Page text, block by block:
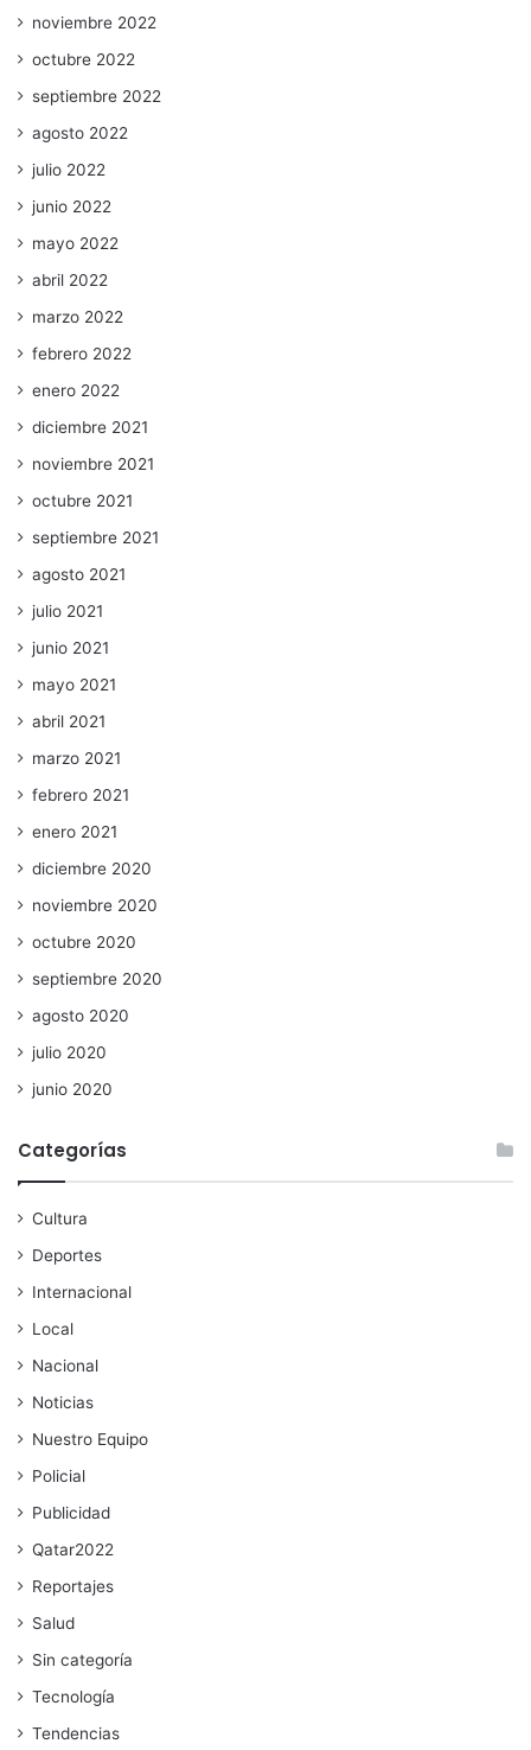
noviembre 2022
octubre 2022
septiembre 2022
agosto 2022
julio 2022
junio 2022
mayo 2022
abril 2022
marzo 2022
febrero 2022
enero 2022
diciembre 2021
noviembre 2021
octubre 2021
septiembre 2021
agosto 2021
julio 2021
junio 2021
mayo 2021
abril 2021
marzo 2021
febrero 2021
enero 2021
diciembre 2020
noviembre 2020
octubre 2020
septiembre 2020
agosto 2020
julio 2020
junio 2020
Categorías
Cultura
Deportes
Internacional
Local
Nacional
Noticias
Nuestro Equipo
Policial
Publicidad
Qatar2022
Reportajes
Salud
Sin categoría
Tecnología
Tendencias